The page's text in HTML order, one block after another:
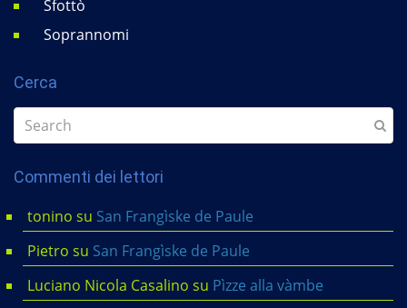
Sfottò
Soprannomi
Cerca
Commenti dei lettori
tonino su San Frangìske de Paule
Pietro su San Frangìske de Paule
Luciano Nicola Casalino su Pìzze alla vàmbe